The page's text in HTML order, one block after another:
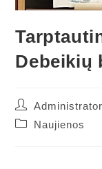
Debeikių
Naujienos